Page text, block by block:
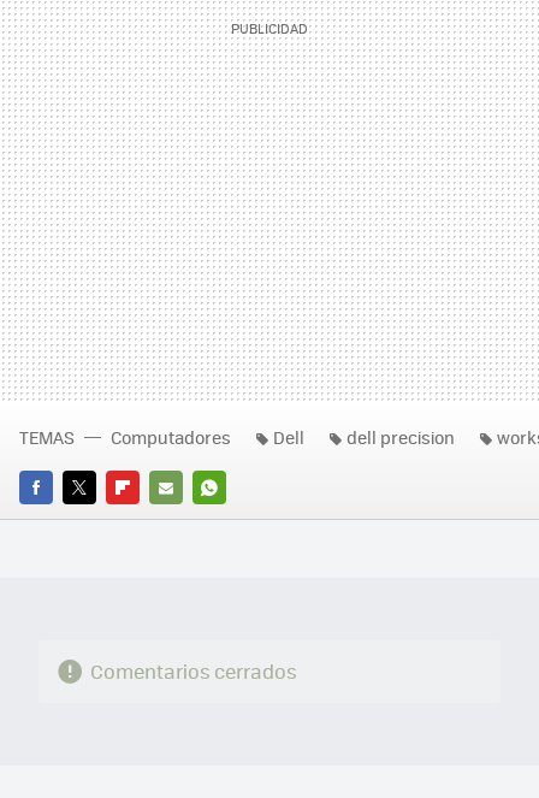
FACEBOOK
TWITTERFLIPBOARD
E-
WHATSAPP
TEMAS Computadores Dell dell precision
Comentarios cerrados